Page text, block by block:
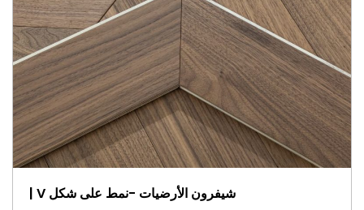
شيفرون الأرضيات -نمط على شكل V |